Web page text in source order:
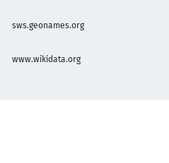
sws.geonames.org
www.wikidata.org